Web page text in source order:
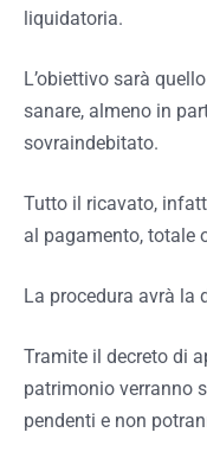
liquidatoria.
L’obiettivo sarà
sanare, almeno in
sovraindebitato.
Tutto il ricavato,
al pagamento, totale
La procedura avrà la
Tramite il decreto di
patrimonio verranno
pendenti e non